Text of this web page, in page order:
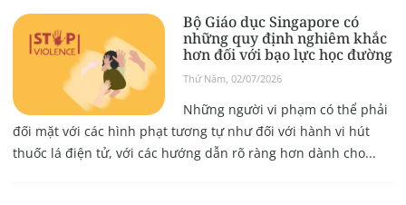
Bộ Giáo dục Singapore có
những quy định nghiêm khắc
hơn đối với bạo lực học đường
Thứ Năm, 02/07/2026
Những người vi phạm có thể phải
đối mặt với các hình phạt tương tự như đối với hành vi hút
thuốc lá điện tử, với các hướng dẫn rõ ràng hơn dành cho...